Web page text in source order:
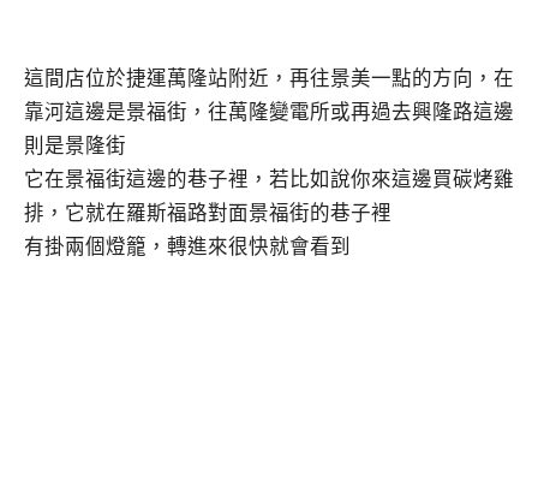
這間店位於捷運萬隆站附近，再往景美一點的方向，在
靠河這邊是景福街，往萬隆變電所或再過去興隆路這邊
則是景隆街
它在景福街這邊的巷子裡，若比如說你來這邊買碳烤雞
排，它就在羅斯福路對面景福街的巷子裡
有掛兩個燈籠，轉進來很快就會看到